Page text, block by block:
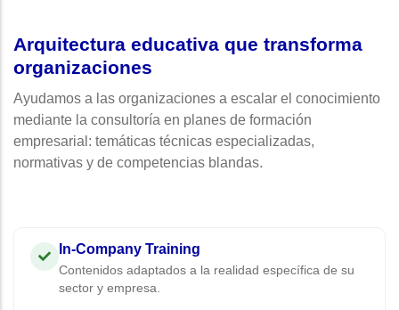
Arquitectura educativa que transforma
organizaciones
Ayudamos a las organizaciones a escalar el conocimiento
mediante la consultoría en planes de formación
empresarial: temáticas técnicas especializadas,
normativas y de competencias blandas.
In-Company Training
Contenidos adaptados a la realidad específica de su
sector y empresa.